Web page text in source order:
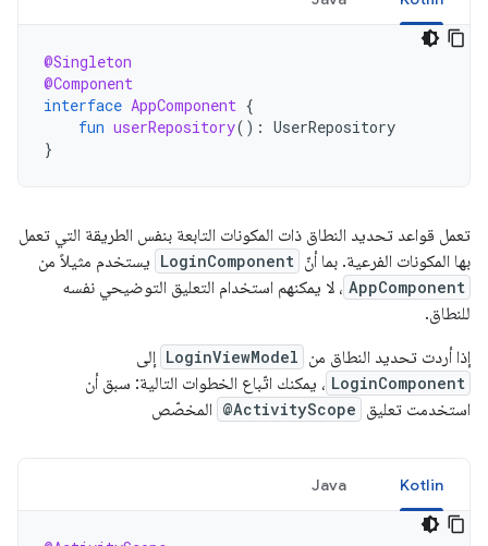
@Singleton
@Component
interface AppComponent {
fun userRepository(): UserRepository
}
تعمل قواعد تحديد النطاق ذات المكونات التابعة بنفس الطريقة التي تعمل
بها المكونات الفرعية. بما أنّ LoginComponent يستخدم مثيلاً من
AppComponent ، لا يمكنهم استخدام التعليق التوضيحي نفسه
للنطاق.
إذا أردت تحديد النطاق من LoginViewModel إلى
LoginComponent ، يمكنك اتّباع الخطوات التالية: سبق أن
استخدمت تعليق @ActivityScope المخصّص
Kotlin
Java